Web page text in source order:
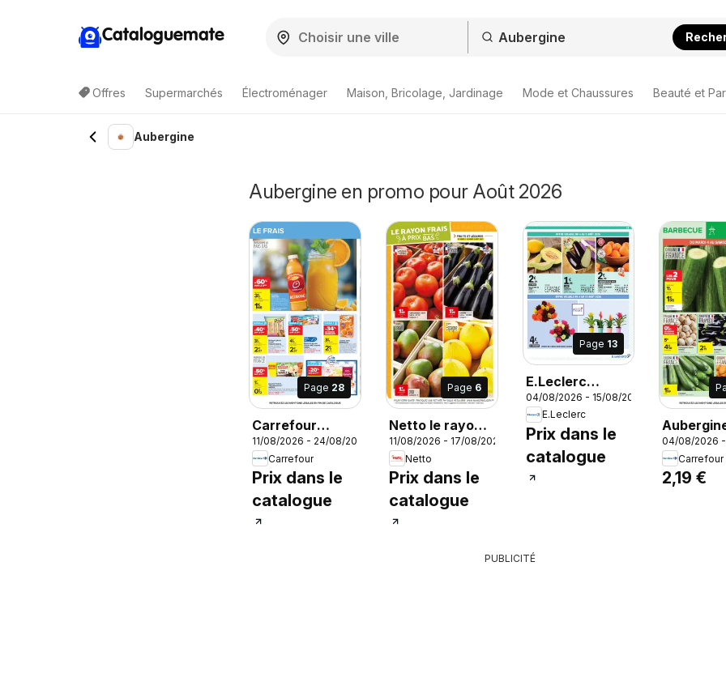
Cataloguemate
Offres Supermarchés Électroménager Maison, Bricolage, Jardinage Mode et Chaussures Beauté et
Aubergine
Aubergine en promo pour Août 2026
Page 28
Carrefour
Produits laitiers
& végétaux
11/08/2026 - 24/08/2026
Carrefour
Prix dans le
catalogue
Page 6
Netto le rayon
frais à prix bas
11/08/2026 - 17/08/2026
Netto
Prix dans le
catalogue
Page 13
E.Leclerc
catalogue
04/08/2026 - 15/08/2026
E.Leclerc
Prix dans le
catalogue
calibre
04/08/2026
Carrefour
2,19 €
PUBLICITÉ